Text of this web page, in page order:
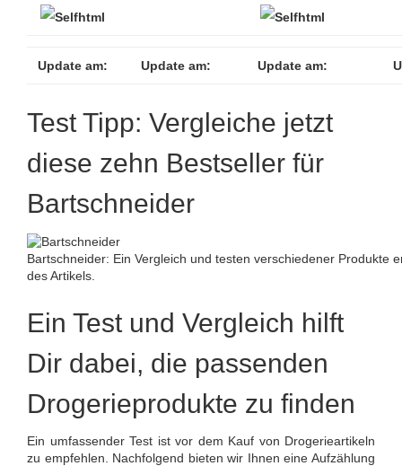
Update am: Update am: Update am:
Test Tipp: Vergleiche jetzt
diese zehn Bestseller für
Bartschneider
Bartschneider: Ein Vergleich und testen verschiedener Produkte
des Artikels.
Ein Test und Vergleich hilft
Dir dabei, die passenden
Drogerieprodukte zu finden
Ein umfassender Test ist vor dem Kauf von Drogerieartikeln
zu empfehlen. Nachfolgend bieten wir Ihnen eine Aufzählung